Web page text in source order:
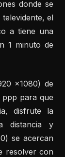
donde se
el
a tiene una
1 minuto de
x1080) de
ppp para que
disfrute la
distancia y
se acercan
resolver con